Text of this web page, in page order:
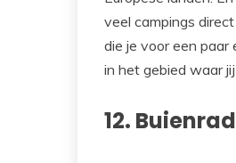
veel campings
die je voor een paar
in het gebied waar
12.